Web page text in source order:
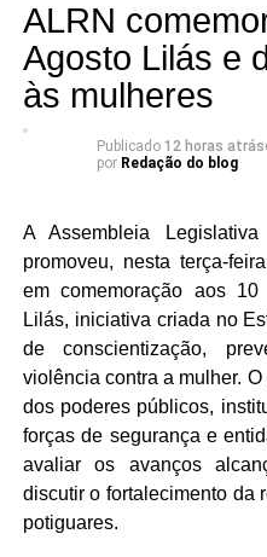
ALRN
Agosto Lilás e
às mulheres
Publicado 12 horas atrás
por Redação do blog
A Assembleia
promoveu, nesta terça-
em comemoração aos
Lilás, iniciativa criada no
de conscientização,
violência contra a mulher.
dos poderes públicos,
forças de segurança e
avaliar os avanços
discutir o fortalecimento da
potiguares.